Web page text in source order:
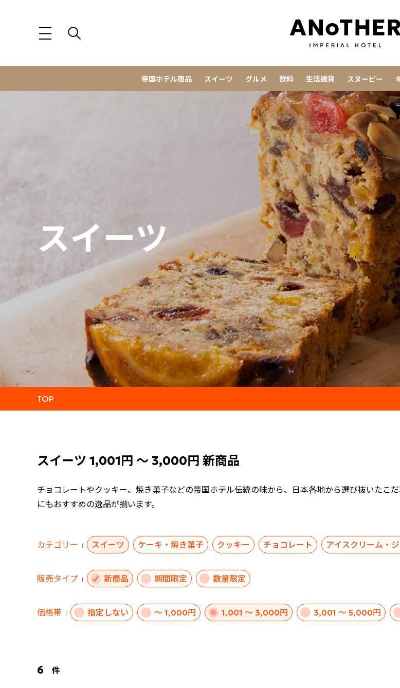
帝国ホテル商品 スイーツ グルメ 飲料 生活雑貨 スヌーピー
スイーツ
TOP
スイーツ 1,001円 ～ 3,000円 新商品
チョコレートやクッキー、焼き菓子などの帝国ホテル伝統の味から、日本各地から選び抜いたこ
にもおすすめの逸品が揃います。
カテゴリー スイーツ ケーキ・焼き菓子 クッキー チョコレート アイスクリーム・
販売タイプ 新商品 期間限定 数量限定
価格帯 指定しない ～ 1,000円 1,001 ～ 3,000円 3,001 ～ 5,000円
6 件